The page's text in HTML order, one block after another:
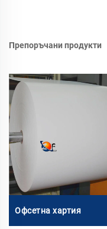
Препоръчани продукти
Офсетна хартия